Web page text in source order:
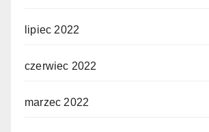
lipiec 2022
czerwiec 2022
marzec 2022